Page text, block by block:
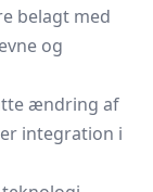
belagt med
og
ændring af
integration i